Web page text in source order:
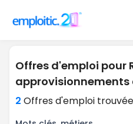
Offres d'emploi pour
approvisionnements
2 Offres d'emploi